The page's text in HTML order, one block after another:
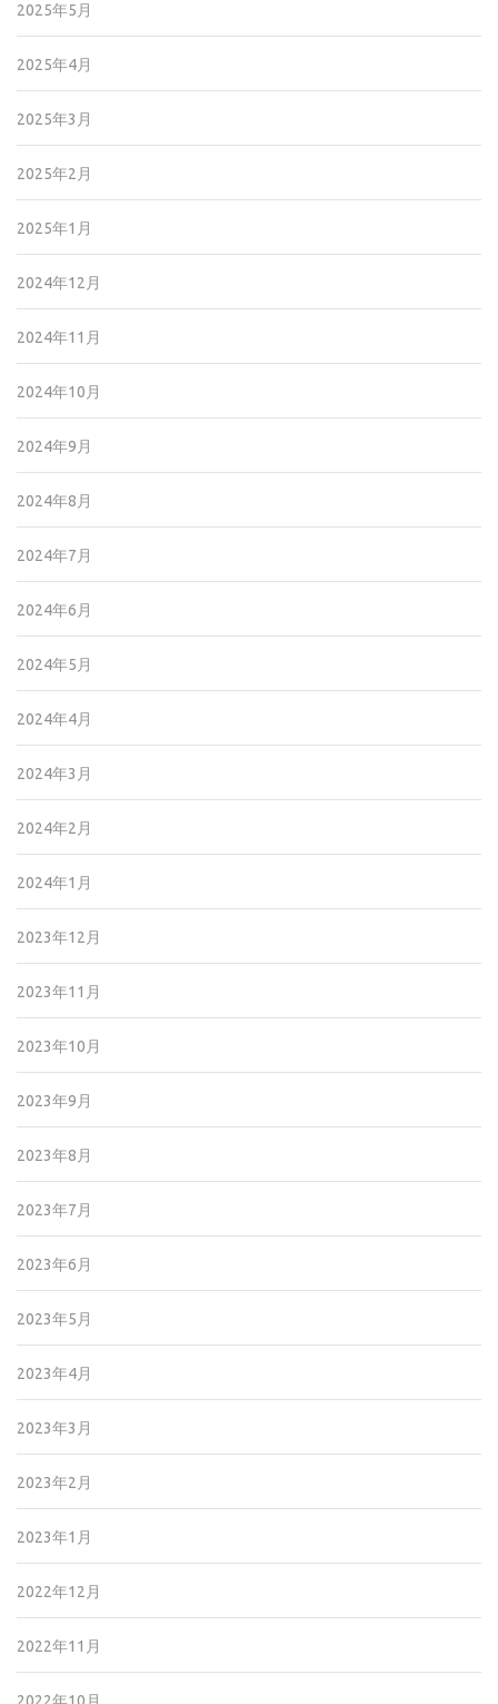
2025年5月
2025年4月
2025年3月
2025年2月
2025年1月
2024年12月
2024年11月
2024年10月
2024年9月
2024年8月
2024年7月
2024年6月
2024年5月
2024年4月
2024年3月
2024年2月
2024年1月
2023年12月
2023年11月
2023年10月
2023年9月
2023年8月
2023年7月
2023年6月
2023年5月
2023年4月
2023年3月
2023年2月
2023年1月
2022年12月
2022年11月